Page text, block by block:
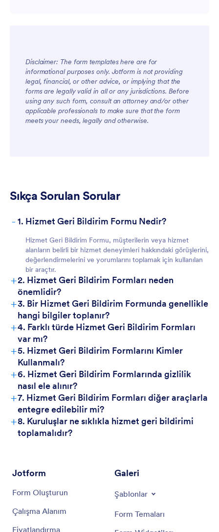
Disclaimer: The form templates here are for
informational purposes only. Jotform is not providing
legal, financial, or other advice, or implying that the
forms are legally valid in all or any jurisdictions. Before
using any such form, consult an attorney and/or other
applicable professionals to make sure that the form
meets your needs, legally and otherwise.
Sıkça Sorulan Sorular
- 1. Hizmet Geri Bildirim Formu Nedir?
Hizmet Geri Bildirim Formu, müşterilerin veya hizmet
alanların belirli bir hizmet deneyimleri hakkındaki görüşlerini,
değerlendirmelerini ve yorumlarını toplamak için kullanılan
bir araçtır.
+2. Hizmet Geri Bildirim Formları neden
önemlidir?
+3. Bir Hizmet Geri Bildirim Formunda genellikle
hangi bilgiler toplanır?
+4. Farklı türde Hizmet Geri Bildirim Formları
var mı?
+5. Hizmet Geri Bildirim Formlarını Kimler
Kullanmalı?
+6. Hizmet Geri Bildirim Formlarında gizlilik
nasıl ele alınır?
+7. Hizmet Geri Bildirim Formları diğer araçlarla
entegre edilebilir mi?
+8. Kuruluşlar ne sıklıkla hizmet geri bildirimi
toplamalıdır?
Jotform
Form Oluşturun
Çalışma Alanım
Fiyatlandırma
Galeri
Şablonlar
Form Temaları